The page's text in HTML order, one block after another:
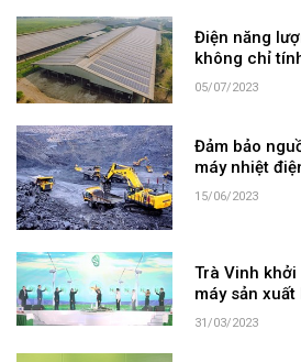
Điện năng
không chỉ
05/07/2023
Đảm bảo
máy nhiệt
15/06/2023
Trà Vinh
máy sản
31/03/2023